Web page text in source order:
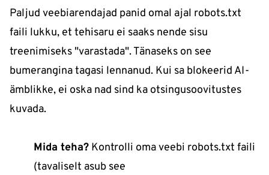
Paljud veebiarendajad panid omal ajal robots.txt
faili lukku, et tehisaru ei saaks nende sisu
treenimiseks "varastada". Tänaseks on see
bumerangina tagasi lennanud. Kui sa blokeerid AI-
ämblikke, ei oska nad sind ka otsingusoovitustes
kuvada.
Mida teha? Kontrolli oma veebi robots.txt faili
(tavaliselt asub see